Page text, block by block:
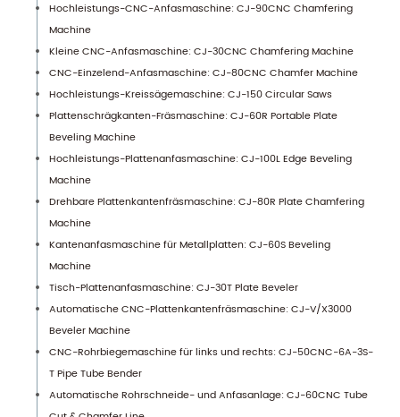
Hochleistungs-CNC-Anfasmaschine: CJ-90CNC Chamfering
Machine
Kleine CNC-Anfasmaschine: CJ-30CNC Chamfering Machine
CNC-Einzelend-Anfasmaschine: CJ-80CNC Chamfer Machine
Hochleistungs-Kreissägemaschine: CJ-150 Circular Saws
Plattenschrägkanten-Fräsmaschine: CJ-60R Portable Plate
Beveling Machine
Hochleistungs-Plattenanfasmaschine: CJ-100L Edge Beveling
Machine
Drehbare Plattenkantenfräsmaschine: CJ-80R Plate Chamfering
Machine
Kantenanfasmaschine für Metallplatten: CJ-60S Beveling
Machine
Tisch-Plattenanfasmaschine: CJ-30T Plate Beveler
Automatische CNC-Plattenkantenfräsmaschine: CJ-V/X3000
Beveler Machine
CNC-Rohrbiegemaschine für links und rechts: CJ-50CNC-6A-3S-
T Pipe Tube Bender
Automatische Rohrschneide- und Anfasanlage: CJ-60CNC Tube